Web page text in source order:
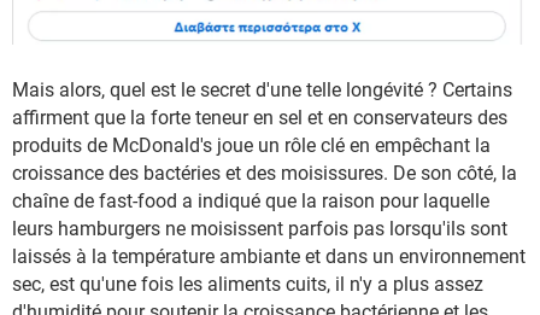
Mais alors, quel est le secret d'une telle longévité ? Certains
affirment que la forte teneur en sel et en conservateurs des
produits de McDonald's joue un rôle clé en empêchant la
croissance des bactéries et des moisissures. De son côté, la
chaîne de fast-food a indiqué que la raison pour laquelle
leurs hamburgers ne moisissent parfois pas lorsqu'ils sont
laissés à la température ambiante et dans un environnement
sec, est qu'une fois les aliments cuits, il n'y a plus assez